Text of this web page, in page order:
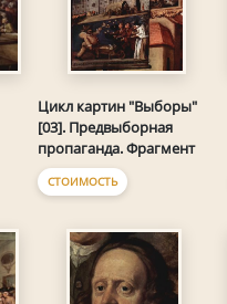
Цикл картин "Выборы"
[03]. Предвыборная
пропаганда. Фрагмент
СТОИМОСТЬ